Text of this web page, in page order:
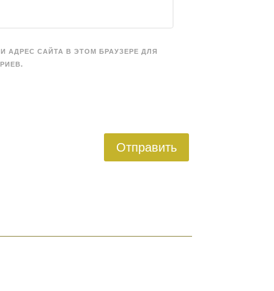
АДРЕС САЙТА В ЭТОМ БРАУЗЕРЕ ДЛЯ
Отправить